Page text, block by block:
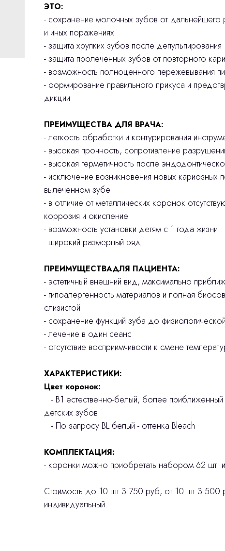
ЭТО:
- сохранение молочных зубов от дальнейшего
и иных поражениях
- защита хрупких зубов после депульпирования
- защита пролеченных зубов от повторного
- возможность полноценного пережевывания
- формирование правильного прикуса и
дикции
ПРЕИМУЩЕСТВА ДЛЯ ВРАЧА:
- легкость обработки и контурирования
- высокая прочность, сопротивление
- высокая герметичность после
- исключение возникновения новых кариозных
вылеченном зубе
- в отличие от металлических коронок
коррозия и окисление
- возможность установки детям с 1 года жизни
- широкий размерный ряд
ПРЕИМУЩЕСТВАДЛЯ ПАЦИЕНТА:
- эстетичный внешний вид, максимально
- гипоалергенность материалов и полная
слизистой
- сохранение функций зуба до
- лечение в один сеанс
- отсутствие восприимчивости к смене
ХАРАКТЕРИСТИКИ:
Цвет коронок:
- В1 естественно-белый, более приближенный
детских зубов
- По запросу BL белый - оттенка Bleach
КОМПЛЕКТАЦИЯ:
- коронки можно приобретать набором 62 шт.
Стоимость до 10 шт 3 750 руб, от 10 шт 3 500
индивидуальный.